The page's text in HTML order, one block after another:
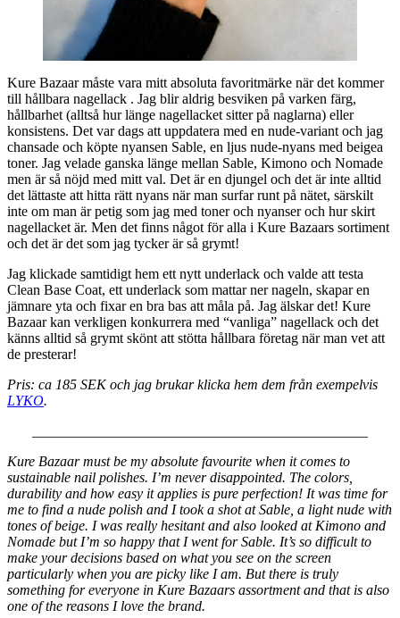
Kure Bazaar måste vara mitt absoluta favoritmärke när det kommer
till hållbara nagellack . Jag blir aldrig besviken på varken färg,
hållbarhet (alltså hur länge nagellacket sitter på naglarna) eller
konsistens. Det var dags att uppdatera med en nude-variant och jag
chansade och köpte nyansen Sable, en ljus nude-nyans med beigea
toner. Jag velade ganska länge mellan Sable, Kimono och Nomade
men är så nöjd med mitt val. Det är en djungel och det är inte alltid
det lättaste att hitta rätt nyans när man surfar runt på nätet, särskilt
inte om man är petig som jag med toner och nyanser och hur skirt
nagellacket är. Men det finns något för alla i Kure Bazaars sortiment
och det är det som jag tycker är så grymt!
Jag klickade samtidigt hem ett nytt underlack och valde att testa
Clean Base Coat, ett underlack som mattar ner nageln, skapar en
jämnare yta och fixar en bra bas att måla på. Jag älskar det! Kure
Bazaar kan verkligen konkurrera med “vanliga” nagellack och det
känns alltid så grymt skönt att stötta hållbara företag när man vet att
de presterar!
Pris: ca 185 SEK och jag brukar klicka hem dem från exempelvis
LYKO.
Kure Bazaar must be my absolute favourite when it comes to
sustainable nail polishes. I’m never disappointed. The colors,
durability and how easy it applies is pure perfection! It was time for
me to find a nude polish and I took a shot at Sable, a light nude with
tones of beige. I was really hesitant and also looked at Kimono and
Nomade but I’m so happy that I went for Sable. It’s so difficult to
make your decisions based on what you see on the screen
particularly when you are picky like I am. But there is truly
something for everyone in Kure Bazaars assortment and that is also
one of the reasons I love the brand.